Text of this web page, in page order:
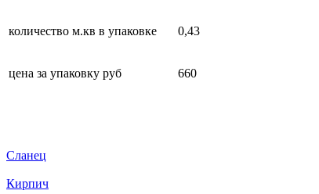
количество м.кв в упаковке 0,43
цена за упаковку руб 660
Сланец
Кирпич